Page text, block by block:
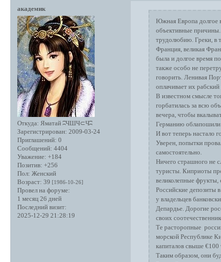
академик
Откуда: Яматай ʭЧШЧ⊂Чʭ
Зарегистрирован: 2009-03-24
Приглашений: 0
Сообщений: 4404
Уважение: +184
Позитив: +256
Пол: Женский
Возраст: 39 [1986-10-26]
Провел на форуме:
1 месяц 26 дней
Последний визит:
2025-12-29 21:28:19
Южная Европа долгое
объективные
трудолюбию. Греки, в
Франция, великая
была и долгое время
также особо не
говорить. Ленивая
оплачивает их
В известном смысле
горбатилась за всю
вечера, чтобы
Германию
И вот теперь настало
Уверен, попытки
самостоятельно.
Ничего страшного не
туристы. Киприоты
великолепные фрукты,
Российские депозиты
у владельцев
Депардье. Дорогие
своих
Те расторопные
морской Республике
капиталов свыше €100
Таким образом, они